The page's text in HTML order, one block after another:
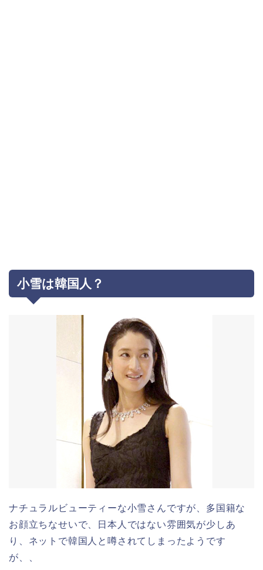
小雪は韓国人？
ナチュラルビューティーな小雪さんですが、多国籍な
お顔立ちなせいで、日本人ではない雰囲気が少しあ
り、ネットで韓国人と噂されてしまったようです
が、、